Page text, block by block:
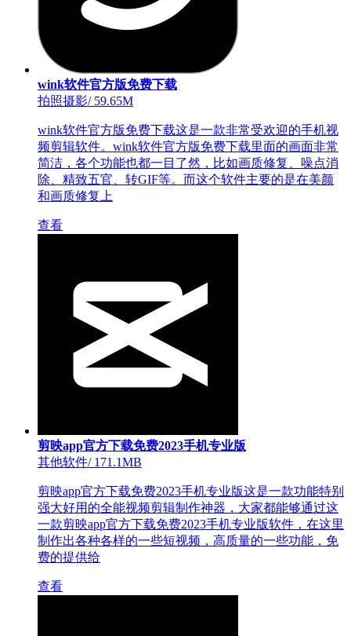
wink软件官方版免费下载
拍照摄影/59.65M
wink软件官方版免费下载这是一款非常受欢迎的手机视
频剪辑软件。wink软件官方版免费下载里面的画面非常
简洁，各个功能也都一目了然，比如画质修复、噪点消
除、精致五官、转GIF等。而这个软件主要的是在美颜
和画质修复上
查看
剪映app官方下载免费2023手机专业版
其他软件/171.1MB
剪映app官方下载免费2023手机专业版这是一款功能特别
强大好用的全能视频剪辑制作神器，大家都能够通过这
一款剪映app官方下载免费2023手机专业版软件，在这里
制作出各种各样的一些短视频，高质量的一些功能，免
费的提供给
查看